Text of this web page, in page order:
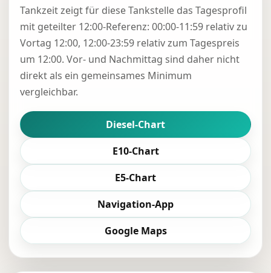
Tankzeit zeigt für diese Tankstelle das Tagesprofil
mit geteilter 12:00-Referenz: 00:00-11:59 relativ zu
Vortag 12:00, 12:00-23:59 relativ zum Tagespreis
um 12:00. Vor- und Nachmittag sind daher nicht
direkt als ein gemeinsames Minimum
vergleichbar.
Diesel-Chart
E10-Chart
E5-Chart
Navigation-App
Google Maps